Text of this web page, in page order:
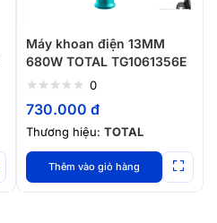
Máy khoan điện 13MM
680W TOTAL TG1061356E
0
730.000 đ
Thương hiệu: TOTAL
Thêm vào giỏ hàng